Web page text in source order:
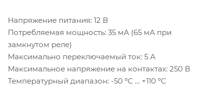
Напряжение питания: 12 В
Потребляемая мощность: 35 мА (65 мА при
замкнутом реле)
Максимально переключаемый ток: 5 А
Максимальное напряжение на контактах: 250 В
Температурный диапазон: -50 ºС … +110 ºС